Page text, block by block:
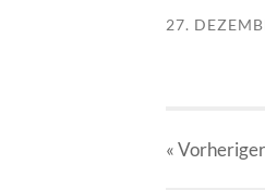
27.
« Vorheriger